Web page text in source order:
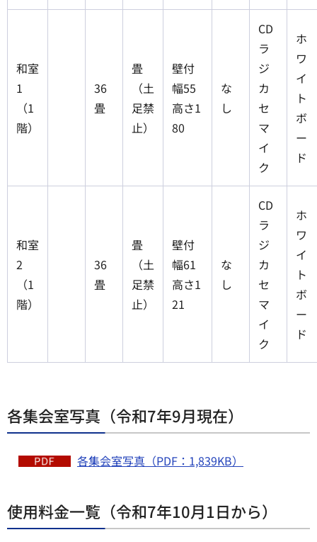
和室
1
（1
階）
36
畳
畳
（土
足禁
止）
壁付
幅55
高さ1
80
な
し
CD
ラ
ジ
カ
セ
マ
イ
ク
ホ
ワ
イ
ト
ボ
ー
ド
和室
2
（1
階）
36
畳
畳
（土
足禁
止）
壁付
幅61
高さ1
21
な
し
CD
ラ
ジ
カ
セ
マ
イ
ク
ホ
ワ
イ
ト
ボ
ー
ド
各集会室写真（令和7年9月現在）
各集会室写真（PDF：1,839KB）
使用料金一覧（令和7年10月1日から）